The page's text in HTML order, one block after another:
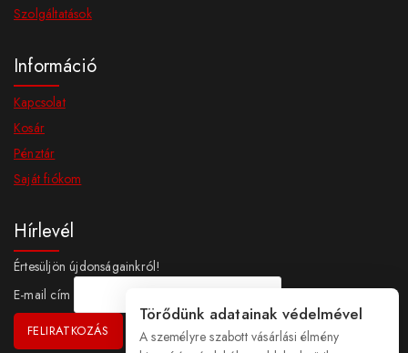
Szolgáltatások
Információ
Kapcsolat
Kosár
Pénztár
Saját fiókom
Hírlevél
Értesüljön újdonságainkról!
E-mail cím
Törődünk adatainak védelmével
A személyre szabott vásárlási élmény